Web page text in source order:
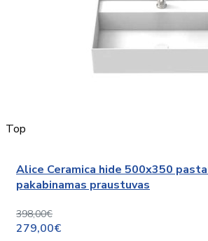
Top
Alice Ceramica hide 500x350
pakabinamas praustuvas
398,00€
279,00€